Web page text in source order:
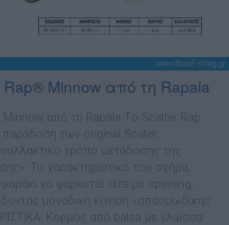
Minnow από τη Rapala
από τη Rapala Τo Scatter Rap
παράδοση των original floater,
τρόπο µετάδοσης της
Το χαρακτηριστικό του σχήµα,
να ψαρευτεί είτε µε spinning,
µοναδική κίνηση «σπασµωδικής
Κορµός από balsa µε γλώσσα